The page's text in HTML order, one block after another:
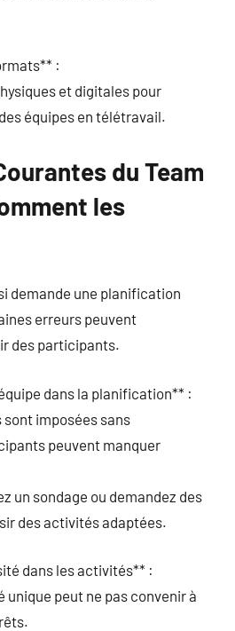
:
et digitales pour
équipes en télétravail.
du Team
les
demande une planification
erreurs peuvent
des participants.
dans la planification** :
imposées sans
peuvent manquer
un sondage ou demandez des
des activités adaptées.
dans les activités** :
unique peut ne pas convenir à